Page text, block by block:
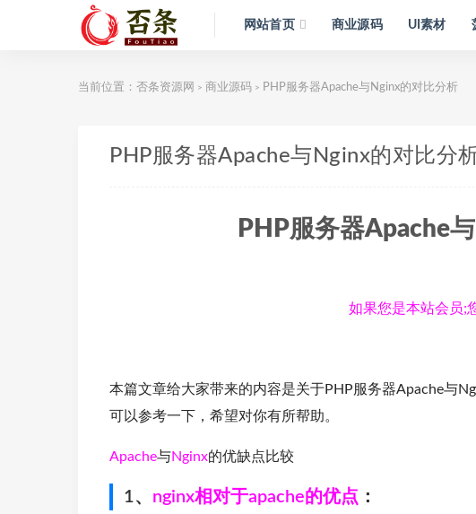
网站首页 商业源码 UI素材
当前位置： 否条资源网 > 商业源码 > PHP服务器Apache与Nginx的对比分析
PHP服务器Apache与Nginx的对比分
PHP服务器Apache
如果您是本站会员;
本篇文章给大家带来的内容是关于PHP服务器Apache与
可以参考一下，希望对你有所帮助。
Apache与Nginx的优缺点比较
1、 nginx相对于apache的优点 ：